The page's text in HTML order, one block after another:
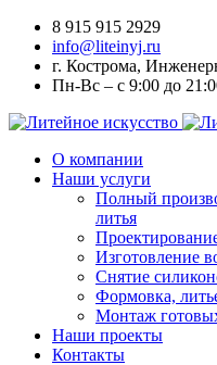
8 915 915 2929
info@liteinyj.ru
г. Кострома,
Пн-Вс – с 9:00 до
О компании
Наши услуги
Полный
литья
Изготовление
Cнятие
Формовка,
Монтаж
Наши проекты
Контакты